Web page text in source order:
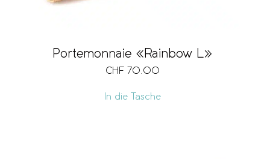
Portemonnaie «Rainbow L»
CHF 70.00
In die Tasche